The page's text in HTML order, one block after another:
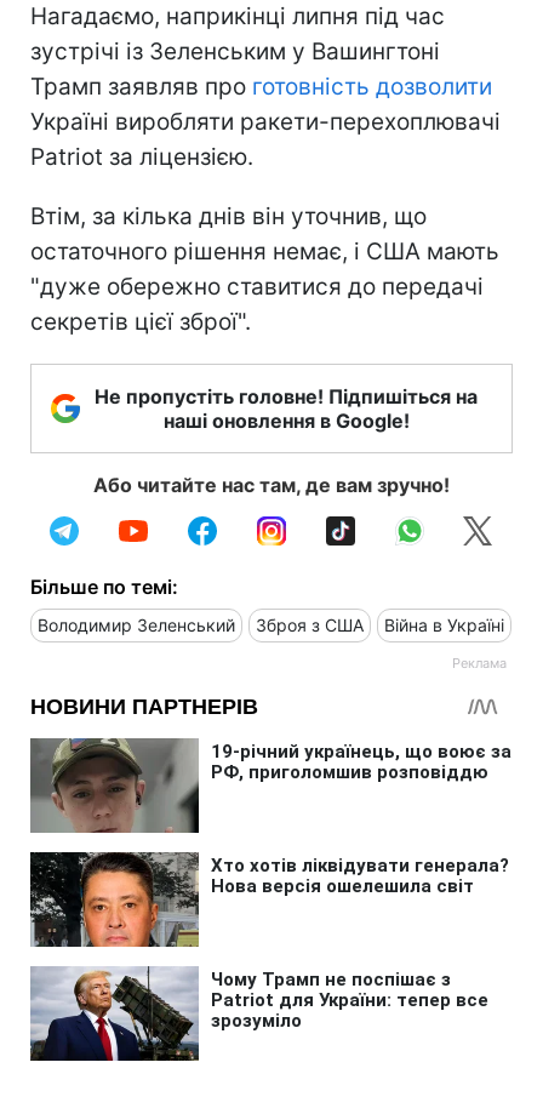
Нагадаємо, наприкінці липня під час
зустрічі із Зеленським у Вашингтоні
Трамп заявляв про готовність дозволити
Україні виробляти ракети-перехоплювачі
Patriot за ліцензією.
Втім, за кілька днів він уточнив, що
остаточного рішення немає, і США мають
"дуже обережно ставитися до передачі
секретів цієї зброї".
Не пропустіть головне! Підпишіться на
наші оновлення в Google!
Або читайте нас там, де вам зручно!
Більше по темі:
Володимир Зеленський Зброя з США Війна в Україні